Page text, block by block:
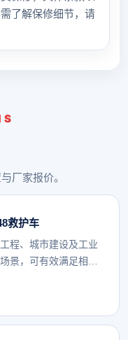
了解保修细节，请
厂家报价。
救护车
程、城市建设及工业
景，可有效满足相关
...